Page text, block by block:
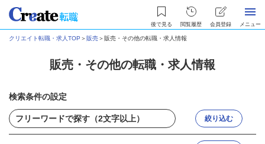
後で見る 閲覧履歴 会員登録 メニュー
クリエイト転職・求人TOP ＞ 販売＞ 販売・その他の転職・求人情報
販売・その他の転職・求人情報
検索条件の設定
絞り込む